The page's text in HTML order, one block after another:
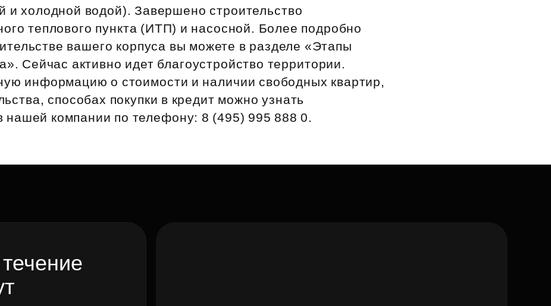
Субсидии
и холодной водой). Завершено строительство
теплового пункта (ИТП) и насосной. Более подробно
вашего корпуса вы можете в разделе «Этапы
Сейчас активно идет благоустройство территории.
информацию о стоимости и наличии свободных квартир,
способах покупки в кредит можно узнать
нашей компании по телефону: 8 (495) 995 888 0.